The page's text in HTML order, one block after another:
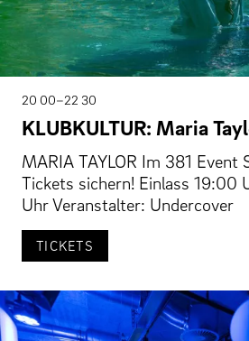
20 00–22 30
KLUBKULTUR: Maria
MARIA TAYLOR Im 381 Event
Tickets sichern! Einlass 19:00
Uhr Veranstalter: Undercover
TICKETS